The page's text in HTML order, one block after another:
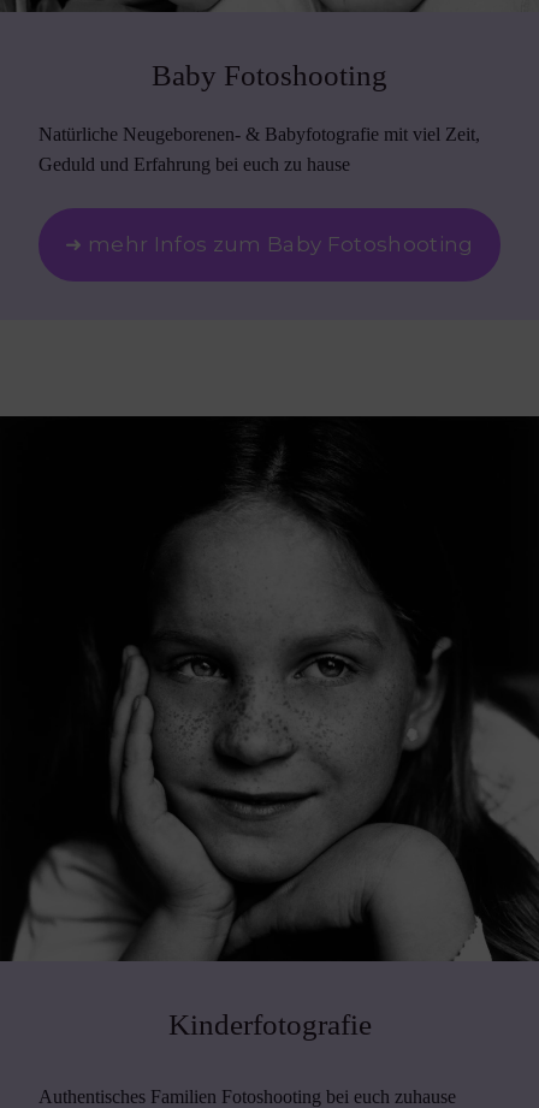
Baby Fotoshooting
Natürliche Neugeborenen- & Babyfotografie mit viel Zeit,
Geduld und Erfahrung bei euch zu hause
➜ mehr Infos zum Baby Fotoshooting
Kinderfotografie
Authentisches Familien Fotoshooting bei euch zuhause